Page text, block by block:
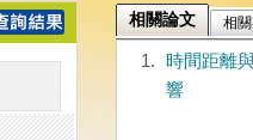
相關論文 相關
1.
時間距離
響